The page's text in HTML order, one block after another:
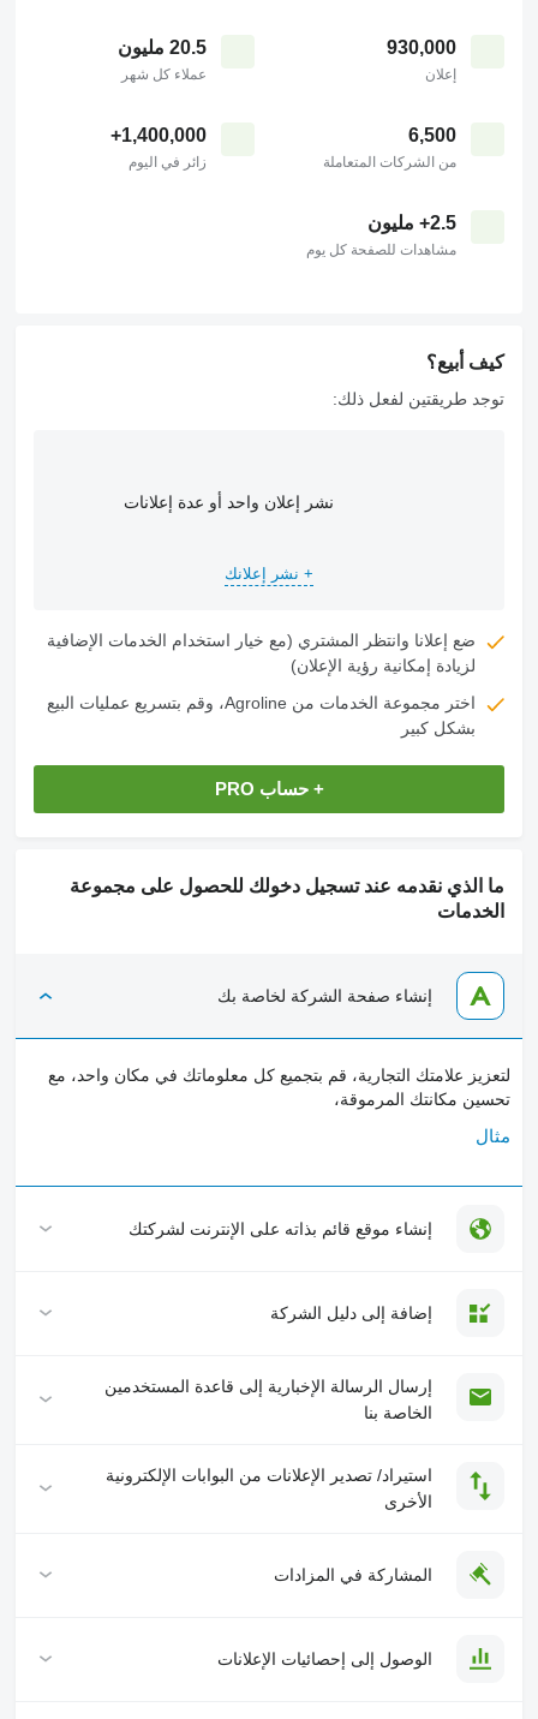
930,000
إعلان
20.5 مليون
عملاء كل شهر
6,500
من الشركات المتعاملة
1,400,000+
زائر في اليوم
2.5+ مليون
مشاهدات للصفحة كل يوم
كيف أبيع؟
توجد طريقتين لفعل ذلك:
نشر إعلان واحد أو عدة إعلانات
+ نشر إعلانك
ضع إعلانا وانتظر المشتري (مع خيار استخدام الخدمات الإضافية
لزيادة إمكانية رؤية الإعلان)
اختر مجموعة الخدمات من Agroline، وقم بتسريع عمليات البيع
بشكل كبير
+ حساب PRO
ما الذي نقدمه عند تسجيل دخولك للحصول على مجموعة
الخدمات
إنشاء صفحة الشركة لخاصة بك
لتعزيز علامتك التجارية، قم بتجميع كل معلوماتك في مكان واحد، مع
تحسين مكانتك المرموقة،
مثال
إنشاء موقع قائم بذاته على الإنترنت لشركتك
إضافة إلى دليل الشركة
إرسال الرسالة الإخبارية إلى قاعدة المستخدمين
الخاصة بنا
استيراد/ تصدير الإعلانات من البوابات الإلكترونية
الأخرى
المشاركة في المزادات
الوصول إلى إحصائيات الإعلانات